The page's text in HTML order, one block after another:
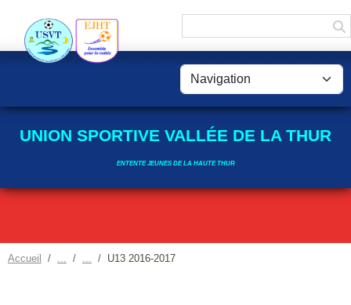
UNION SPORTIVE VALLÉE DE LA THUR
ENTENTE JEUNES DE LA HAUTE THUR
Accueil U13 2016-2017